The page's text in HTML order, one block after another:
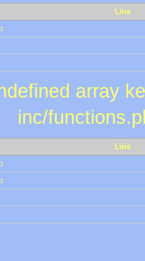
Line
array
inc/
Line